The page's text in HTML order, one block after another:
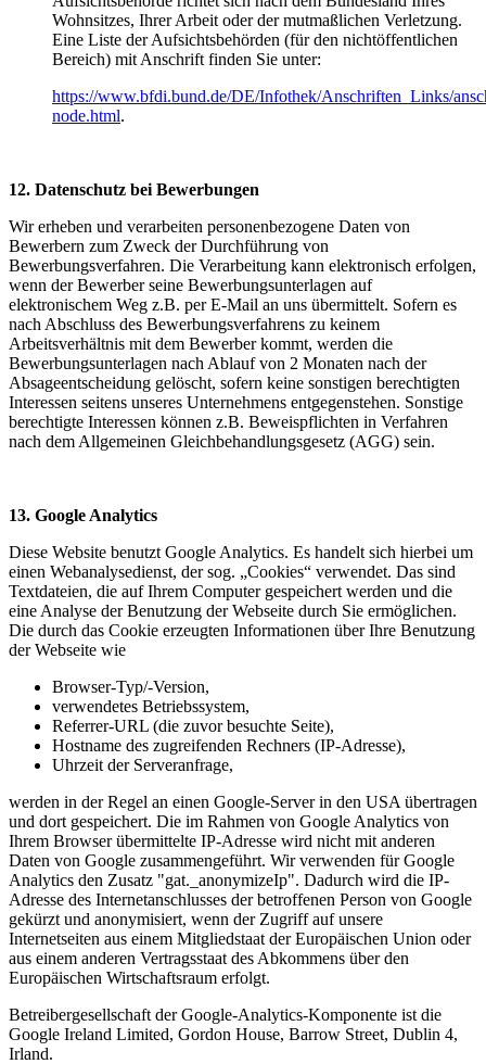
Wohnsitzes, Ihrer Arbeit oder der mutmaßlichen Verletzung.
Eine Liste der Aufsichtsbehörden (für den nichtöffentlichen
Bereich) mit Anschrift finden Sie unter:
https://www.bfdi.bund.de/DE/Infothek/Anschriften_Links/
node.html.
12. Datenschutz bei Bewerbungen
Wir erheben und verarbeiten personenbezogene Daten von
Bewerbern zum Zweck der Durchführung von
Bewerbungsverfahren. Die Verarbeitung kann elektronisch erfolgen,
wenn der Bewerber seine Bewerbungsunterlagen auf
elektronischem Weg z.B. per E-Mail an uns übermittelt. Sofern es
nach Abschluss des Bewerbungsverfahrens zu keinem
Arbeitsverhältnis mit dem Bewerber kommt, werden die
Bewerbungsunterlagen nach Ablauf von 2 Monaten nach der
Absageentscheidung gelöscht, sofern keine sonstigen berechtigten
Interessen seitens unseres Unternehmens entgegenstehen. Sonstige
berechtigte Interessen können z.B. Beweispflichten in Verfahren
nach dem Allgemeinen Gleichbehandlungsgesetz (AGG) sein.
13. Google Analytics
Diese Website benutzt Google Analytics. Es handelt sich hierbei um
einen Webanalysedienst, der sog. „Cookies“ verwendet. Das sind
Textdateien, die auf Ihrem Computer gespeichert werden und die
eine Analyse der Benutzung der Webseite durch Sie ermöglichen.
Die durch das Cookie erzeugten Informationen über Ihre Benutzung
der Webseite wie
Browser-Typ/-Version,
verwendetes Betriebssystem,
Referrer-URL (die zuvor besuchte Seite),
Hostname des zugreifenden Rechners (IP-Adresse),
Uhrzeit der Serveranfrage,
werden in der Regel an einen Google-Server in den USA übertragen
und dort gespeichert. Die im Rahmen von Google Analytics von
Ihrem Browser übermittelte IP-Adresse wird nicht mit anderen
Daten von Google zusammengeführt. Wir verwenden für Google
Analytics den Zusatz "gat._anonymizeIp". Dadurch wird die IP-
Adresse des Internetanschlusses der betroffenen Person von Google
gekürzt und anonymisiert, wenn der Zugriff auf unsere
Internetseiten aus einem Mitgliedstaat der Europäischen Union oder
aus einem anderen Vertragsstaat des Abkommens über den
Europäischen Wirtschaftsraum erfolgt.
Betreibergesellschaft der Google-Analytics-Komponente ist die
Google Ireland Limited, Gordon House, Barrow Street, Dublin 4,
Irland.